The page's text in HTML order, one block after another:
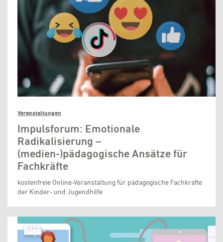
Veranstaltungen
Impulsforum: Emotionale
Radikalisierung –
(medien-)pädagogische Ansätze für
Fachkräfte
kostenfreie Online-Veranstaltung für pädagogische Fachkräfte
der Kinder- und Jugendhilfe